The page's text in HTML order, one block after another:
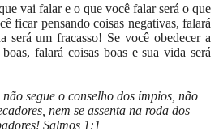
vai falar e o que você falar será o que
ficar pensando coisas negativas, falará
será um fracasso! Se você obedecer a
falará coisas boas e sua vida será
segue o conselho dos ímpios, não
nem se assenta na roda dos
Salmos 1:1